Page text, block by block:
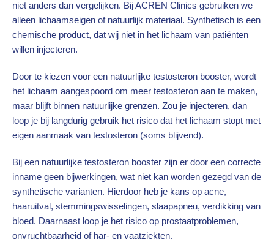
niet anders dan vergelijken. Bij ACREN Clinics gebruiken we
alleen lichaamseigen of natuurlijk materiaal. Synthetisch is een
chemische product, dat wij niet in het lichaam van patiënten
willen injecteren.
Door te kiezen voor een natuurlijke testosteron booster, wordt
het lichaam aangespoord om meer testosteron aan te maken,
maar blijft binnen natuurlijke grenzen. Zou je injecteren, dan
loop je bij langdurig gebruik het risico dat het lichaam stopt met
eigen aanmaak van testosteron (soms blijvend).
Bij een natuurlijke testosteron booster zijn er door een correcte
inname geen bijwerkingen, wat niet kan worden gezegd van de
synthetische varianten. Hierdoor heb je kans op acne,
haaruitval, stemmingswisselingen, slaapapneu, verdikking van
bloed. Daarnaast loop je het risico op prostaatproblemen,
onvruchtbaarheid of har- en vaatziekten.